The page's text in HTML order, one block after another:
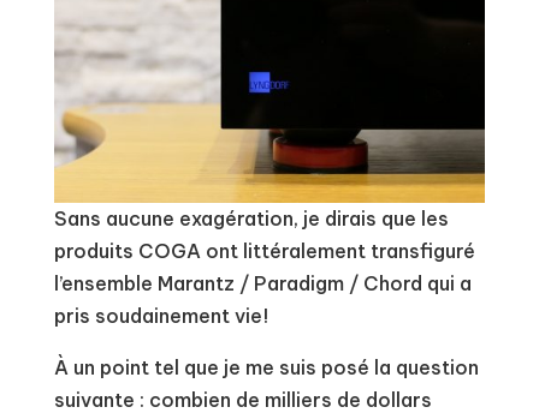
Sans aucune exagération, je dirais que les
produits COGA ont littéralement transfiguré
l’ensemble Marantz / Paradigm / Chord qui a
pris soudainement vie!
À un point tel que je me suis posé la question
suivante : combien de milliers de dollars